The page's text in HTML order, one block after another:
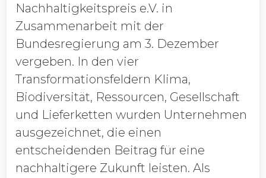
Nachhaltigkeitspreis e.V. in
Zusammenarbeit mit der
Bundesregierung am 3. Dezember
vergeben. In den vier
Transformationsfeldern Klima,
Biodiversität, Ressourcen, Gesellschaft
und Lieferketten wurden Unternehmen
ausgezeichnet, die einen
entscheidenden Beitrag für eine
nachhaltigere Zukunft leisten. Als